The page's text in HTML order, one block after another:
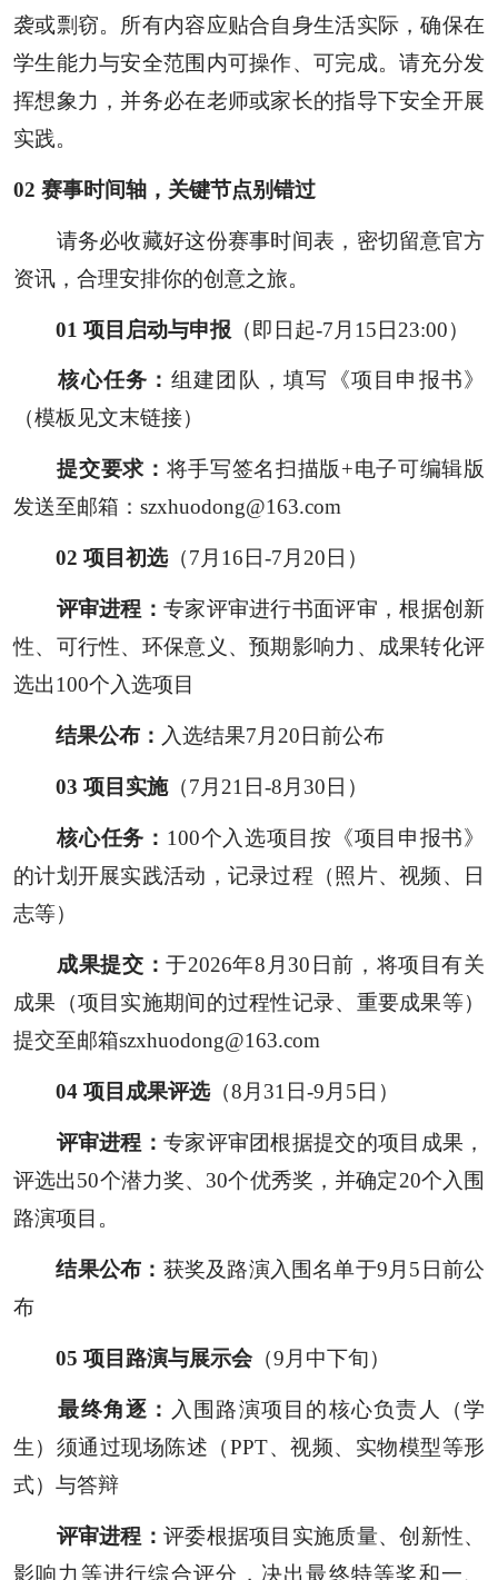
袭或剽窃。所有内容应贴合自身生活实际，确保在
学生能力与安全范围内可操作、可完成。请充分发
挥想象力，并务必在老师或家长的指导下安全开展
实践。
02 赛事时间轴， 关键节点别错过
请务必收藏好这份赛事时间表，密切留意官方
资讯，合理安排你的创意之旅。
01 项目启动与申报 （即日起-7月15日23:00）
核心任务： 组建团队，填写《项目申报书》
（模板见文末链接）
提交要求： 将手写签名扫描版+电子可编辑版
发送至邮箱： szxhuodong@163.com
02 项目初选（7月16日-7月20日）
评审进程： 专家评审进行书面评审，根据创新
性、可行性、环保意义、预期影响力、成果转化评
选出100个入选项目
结果公布： 入选结果7月20日前公布
03 项目实施（7月21日-8月30日）
核心任务： 100个入选项目按《项目申报书》
的计划开展实践活动，记录过程（照片、视频、日
志等）
成果提交：于2026年8月30日前，将项目有关
成果（项目实施期间的过程性记录、重要成果等）
提交至邮箱szxhuodong@163.com
04 项目成果评选（8月31日-9月5日）
评审进程： 专家评审团根据提交的项目成果，
评选出50个潜力奖、30个优秀奖，并确定20个入围
路演项目。
结果公布： 获奖及路演入围名单于9月5日前公
布
05 项目路演与展示会（9月中下旬）
最终角逐：
入围路演项目的核心负责人（学
生）须通过现场陈述（PPT、视频、实物模型等形
式）与答辩
评审进程： 评委根据项目实施质量、创新性、
影响力等进行综合评分，决出最终特等奖和一、